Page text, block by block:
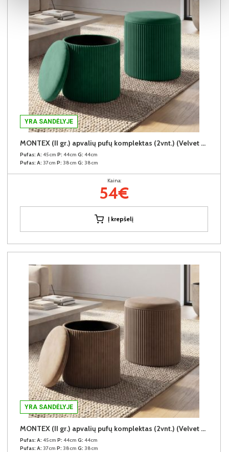
YRA SANDĖLYJE
MONTEX (II gr.) apvalių pufų komplektas (2vnt.) (Velvet #65 Žalias)
Pufas: A: 45cm P: 44cm G: 44cm
Pufas: A: 37cm P: 38cm G: 38cm
Kaina:
54€
Į krepšelį
YRA SANDĖLYJE
MONTEX (II gr.) apvalių pufų komplektas (2vnt.) (Velvet #31 Rudas)
Pufas: A: 45cm P: 44cm G: 44cm
Pufas: A: 37cm P: 38cm G: 38cm